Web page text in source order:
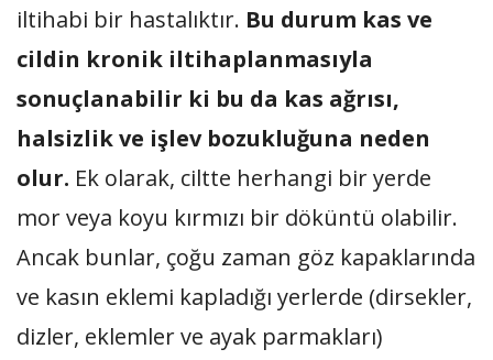
iltihabi bir hastalıktır. Bu durum kas ve
cildin kronik iltihaplanmasıyla
sonuçlanabilir ki bu da kas ağrısı,
halsizlik ve işlev bozukluğuna neden
olur. Ek olarak, ciltte herhangi bir yerde
mor veya koyu kırmızı bir döküntü olabilir.
Ancak bunlar, çoğu zaman göz kapaklarında
ve kasın eklemi kapladığı yerlerde (dirsekler,
dizler, eklemler ve ayak parmakları)